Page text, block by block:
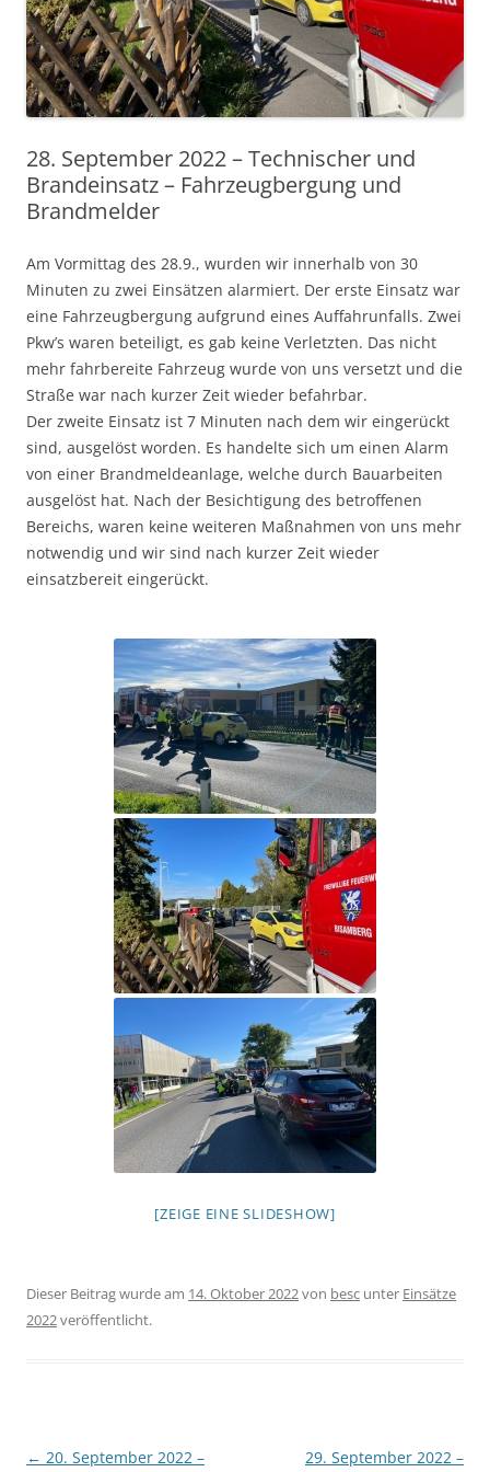
28. September 2022 – Technischer und
Brandeinsatz – Fahrzeugbergung und
Brandmelder
Am Vormittag des 28.9., wurden wir innerhalb von 30
Minuten zu zwei Einsätzen alarmiert. Der erste Einsatz war
eine Fahrzeugbergung aufgrund eines Auffahrunfalls. Zwei
Pkw’s waren beteiligt, es gab keine Verletzten. Das nicht
mehr fahrbereite Fahrzeug wurde von uns versetzt und die
Straße war nach kurzer Zeit wieder befahrbar.
Der zweite Einsatz ist 7 Minuten nach dem wir eingerückt
sind, ausgelöst worden. Es handelte sich um einen Alarm
von einer Brandmeldeanlage, welche durch Bauarbeiten
ausgelöst hat. Nach der Besichtigung des betroffenen
Bereichs, waren keine weiteren Maßnahmen von uns mehr
notwendig und wir sind nach kurzer Zeit wieder
einsatzbereit eingerückt.
[ZEIGE EINE SLIDESHOW]
Dieser Beitrag wurde am 14. Oktober 2022von besc unter Einsätze
2022veröffentlicht.
Beitragsnavigation
← 20. September 2022 – 29. September 2022 –